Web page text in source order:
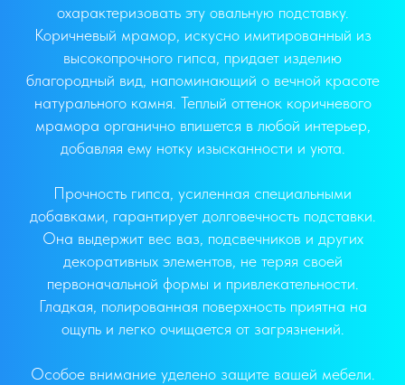
охарактеризовать эту овальную подставку.
Коричневый мрамор, искусно имитированный из
высокопрочного гипса, придает изделию
благородный вид, напоминающий о вечной красоте
натурального камня. Теплый оттенок коричневого
мрамора органично впишется в любой интерьер,
добавляя ему нотку изысканности и уюта.
Прочность гипса, усиленная специальными
добавками, гарантирует долговечность подставки.
Она выдержит вес ваз, подсвечников и других
декоративных элементов, не теряя своей
первоначальной формы и привлекательности.
Гладкая, полированная поверхность приятна на
ощупь и легко очищается от загрязнений.
Особое внимание уделено защите вашей мебели.